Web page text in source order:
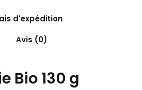
d'expédition
Avis (0)
Bio 130 g